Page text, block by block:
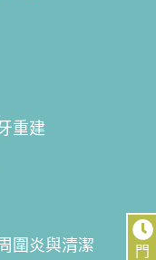
門
重建
圍炎與清潔